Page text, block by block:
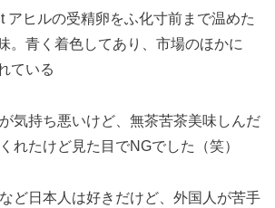
アヒルの受精卵をふ化寸前まで温めた
。青く着色してあり、市場のほかに
ている
気持ち悪いけど、無茶苦茶美味しんだ
れたけど見た目でNGでした（笑）
ど日本人は好きだけど、外国人が苦手